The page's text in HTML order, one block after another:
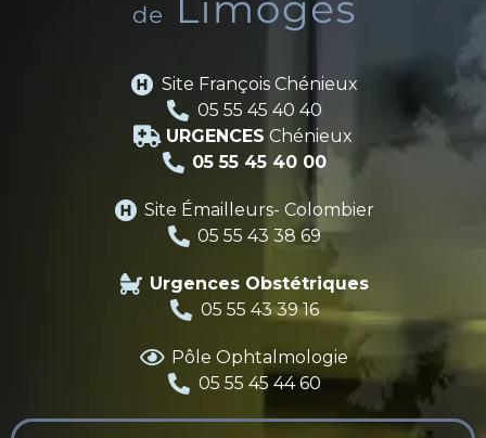
Site François Chénieux
05 55 45 40 40
URGENCES Chénieux
05 55 45 40 00
Site Émailleurs- Colombier
05 55 43 38 69
Urgences Obstétriques
05 55 43 39 16
Pôle Ophtalmologie
05 55 45 44 60